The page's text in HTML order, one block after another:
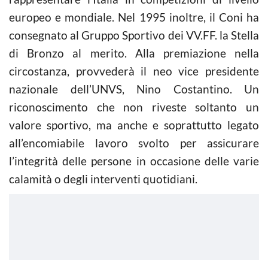
europeo e mondiale. Nel 1995 inoltre, il Coni ha
consegnato al Gruppo Sportivo dei VV.FF. la Stella
di Bronzo al merito. Alla premiazione nella
circostanza, provvederà il neo vice presidente
nazionale dell’UNVS, Nino Costantino. Un
riconoscimento che non riveste soltanto un
valore sportivo, ma anche e soprattutto legato
all’encomiabile lavoro svolto per assicurare
l’integrità delle persone in occasione delle varie
calamità o degli interventi quotidiani.